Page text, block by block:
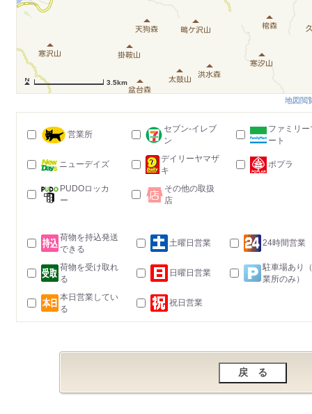
3.5km
地図閲
営業所
セブン-イレブ
ン
ファミリー
ート
ニューデイズ
デイリーヤマザ
キ
ポプラ
PUDOロッカ
ー
その他の取扱
店
荷物を持込発送
できる
土曜日営業 24時間営業
荷物を受け取れ
る
日曜日営業
駐車場あり
業所のみ）
本日営業してい
る
祝日営業